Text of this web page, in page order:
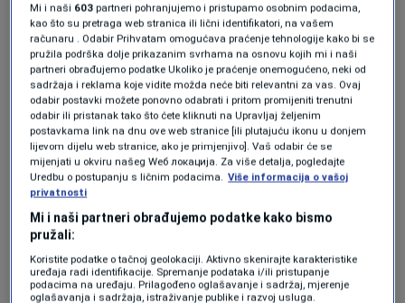
BREAKING: Iranian missiles are striking Tel Aviv. 150+
missiles launched according to Iranians.
pic.twitter.com/yiV4tF0LUj
— Clash Report (@clashreport)June 13, 2025
"Stotine balističkih raketa lansirane su iz
Irana prema Izraelu, što označava početak
Teheranovog odgovora na intenzivne
izraelske napade",
Mi i naši 603 partneri pohranjujemo i pristupamo osobnim podacima,
kao što su pretraga web stranica ili lični identifikatori, na vašem
računaru . Odabir Prihvatam omogućava praćenje tehnologije kako bi se
pružila podrška dolje prikazanim svrhama na osnovu kojih mi i naši
partneri obrađujemo podatke Ukoliko je praćenje onemogućeno, neki od
sadržaja i reklama koje vidite možda neće biti relevantni za vas. Ovaj
odabir postavki možete ponovno odabrati i pritom promijeniti trenutni
odabir ili pristanak tako što ćete kliknuti na Upravljaj željenim
postavkama link na dnu ove web stranice [ili plutajuću ikonu u donjem
lijevom dijelu web stranice, ako je primjenjivo]. Vaš odabir će se
mijenjati u okviru našeg Wеб локација. Za više detalja, pogledajte
Uredbu o postupanju s ličnim podacima. Više informacija o vašoj
privatnosti
Mi i naši partneri obrađujemo podatke kako bismo
pružali:
Koristite podatke o tačnoj geolokaciji. Aktivno skenirajte karakteristike
uređaja radi identifikacije. Spremanje podataka i/ili pristupanje
podacima na uređaju. Prilagođeno oglašavanje i sadržaj, mjerenje
oglašavanja i sadržaja, istraživanje publike i razvoj usluga.